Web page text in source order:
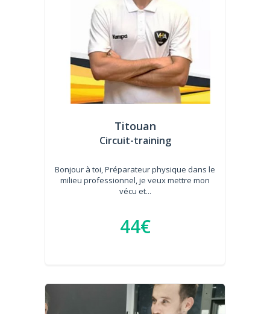
Titouan
Circuit-training
Bonjour à toi, Préparateur physique dans le
milieu professionnel, je veux mettre mon
vécu et...
44€